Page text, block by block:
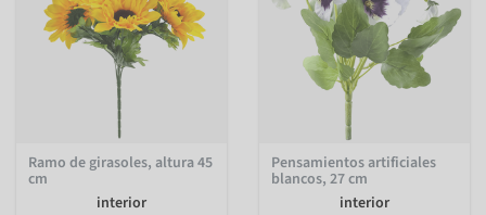
Ramo de girasoles, altura 45
cm
interior
Pensamientos artificiales
blancos, 27 cm
interior